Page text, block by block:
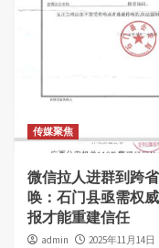
传媒聚焦
微信拉人进群到跨
唤：石门县亟需权
报才能重建信任
admin
2025年11月14日